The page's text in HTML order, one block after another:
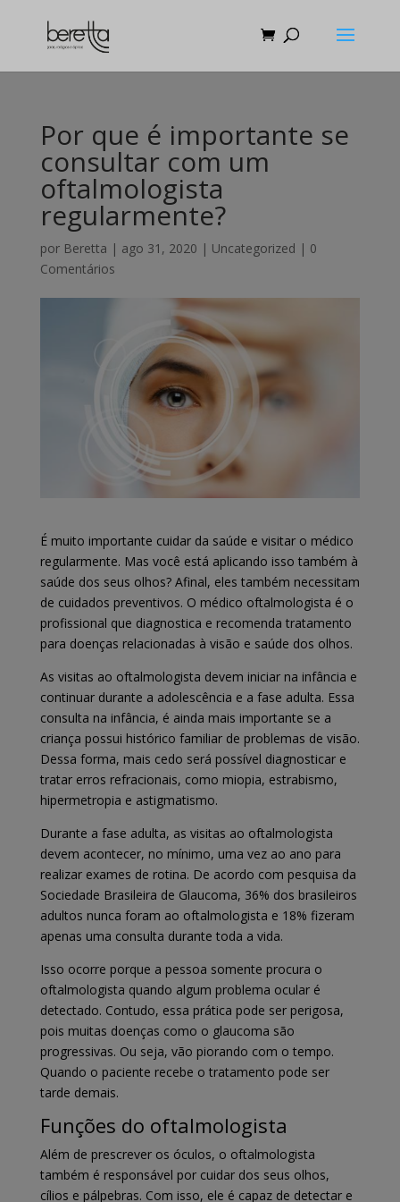
Por que é importante se
consultar com um
oftalmologista
regularmente?
por Beretta | ago 31, 2020 | Uncategorized | 0
Comentários
É muito importante cuidar da saúde e visitar o médico
regularmente. Mas você está aplicando isso também à
saúde dos seus olhos? Afinal, eles também necessitam
de cuidados preventivos. O médico oftalmologista é o
profissional que diagnostica e recomenda tratamento
para doenças relacionadas à visão e saúde dos olhos.
As visitas ao oftalmologista devem iniciar na infância e
continuar durante a adolescência e a fase adulta. Essa
consulta na infância, é ainda mais importante se a
criança possui histórico familiar de problemas de visão.
Dessa forma, mais cedo será possível diagnosticar e
tratar erros refracionais, como miopia, estrabismo,
hipermetropia e astigmatismo.
Durante a fase adulta, as visitas ao oftalmologista
devem acontecer, no mínimo, uma vez ao ano para
realizar exames de rotina. De acordo com pesquisa da
Sociedade Brasileira de Glaucoma, 36% dos brasileiros
adultos nunca foram ao oftalmologista e 18% fizeram
apenas uma consulta durante toda a vida.
Isso ocorre porque a pessoa somente procura o
oftalmologista quando algum problema ocular é
detectado. Contudo, essa prática pode ser perigosa,
pois muitas doenças como o glaucoma são
progressivas. Ou seja, vão piorando com o tempo.
Quando o paciente recebe o tratamento pode ser
tarde demais.
Funções do oftalmologista
Além de prescrever os óculos, o oftalmologista
também é responsável por cuidar dos seus olhos,
cílios e pálpebras. Com isso, ele é capaz de detectar e